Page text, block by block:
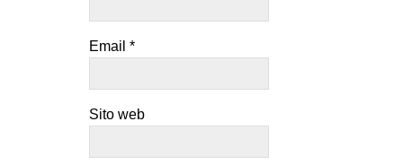
STUDENTI
CULTURE
ARTE
Email *
Sito web